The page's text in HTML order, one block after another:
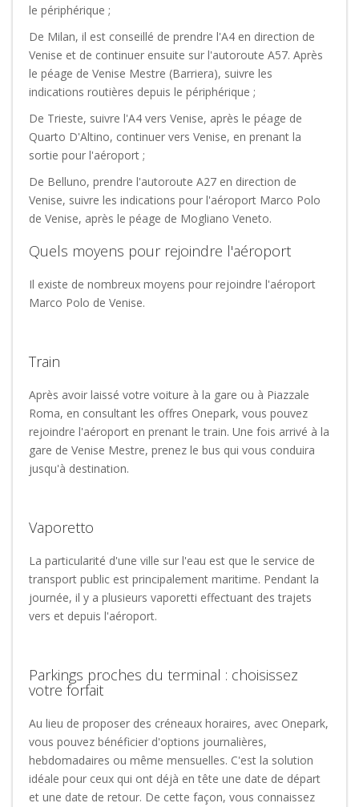
le périphérique ;
De Milan, il est conseillé de prendre l'A4 en direction de
Venise et de continuer ensuite sur l'autoroute A57. Après
le péage de Venise Mestre (Barriera), suivre les
indications routières depuis le périphérique ;
De Trieste, suivre l'A4 vers Venise, après le péage de
Quarto D'Altino, continuer vers Venise, en prenant la
sortie pour l'aéroport ;
De Belluno, prendre l'autoroute A27 en direction de
Venise, suivre les indications pour l'aéroport Marco Polo
de Venise, après le péage de Mogliano Veneto.
Quels moyens pour rejoindre l'aéroport
Il existe de nombreux moyens pour rejoindre l'aéroport
Marco Polo de Venise.
Train
Après avoir laissé votre voiture à la gare ou à Piazzale
Roma, en consultant les offres Onepark, vous pouvez
rejoindre l'aéroport en prenant le train. Une fois arrivé à la
gare de Venise Mestre, prenez le bus qui vous conduira
jusqu'à destination.
Vaporetto
La particularité d'une ville sur l'eau est que le service de
transport public est principalement maritime. Pendant la
journée, il y a plusieurs vaporetti effectuant des trajets
vers et depuis l'aéroport.
Parkings proches du terminal : choisissez
votre forfait
Au lieu de proposer des créneaux horaires, avec Onepark,
vous pouvez bénéficier d'options journalières,
hebdomadaires ou même mensuelles. C'est la solution
idéale pour ceux qui ont déjà en tête une date de départ
et une date de retour. De cette façon, vous connaissez